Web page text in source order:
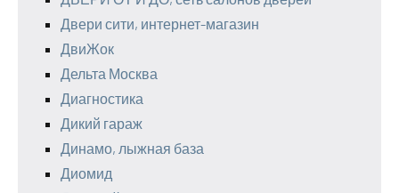
Двери сити, интернет-магазин
ДвиЖок
Дельта Москва
Диагностика
Дикий гараж
Динамо, лыжная база
Диомид